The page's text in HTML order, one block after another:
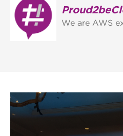
We are AWS